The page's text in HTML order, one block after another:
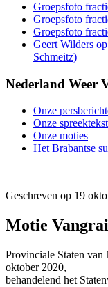
Groepsfoto
Groepsfoto
Groepsfoto
Geert Wilders
Schmeitz)
Nederland Weer
Onze
Onze
Onze moties
Het Brabantse
Geschreven op 19
Motie
Provinciale Staten
oktober 2020,
behandelend het